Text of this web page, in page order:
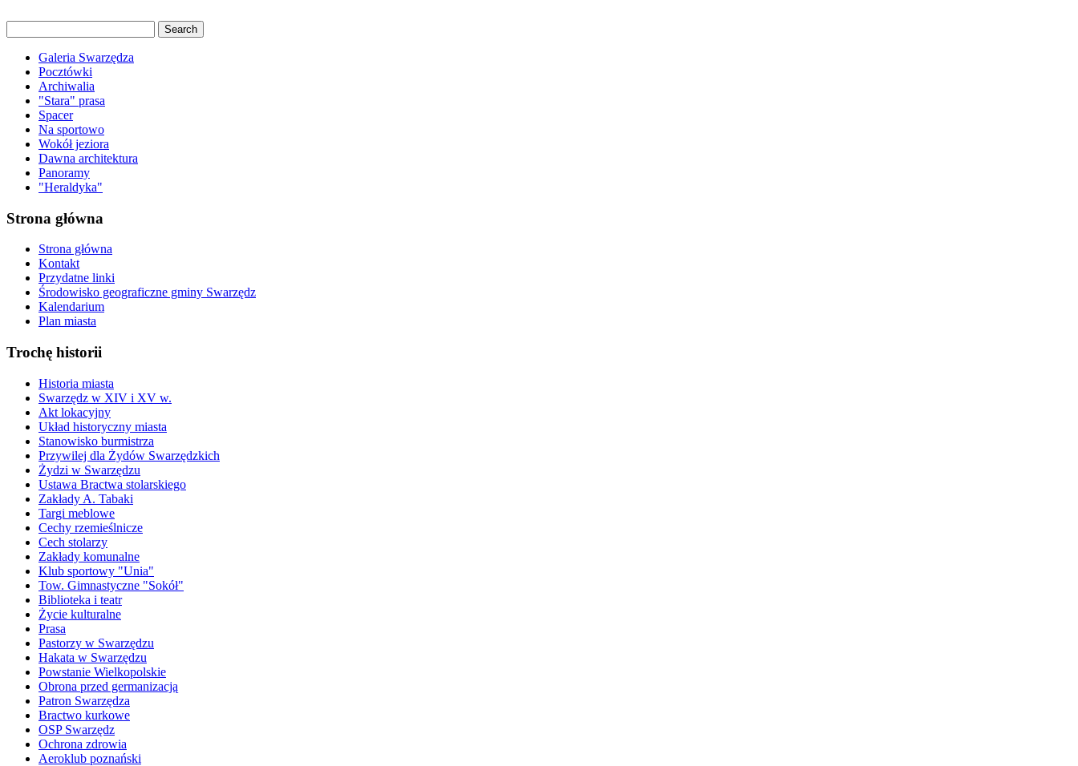
Galeria Swarzędza
Pocztówki
Archiwalia
"Stara" prasa
Spacer
Na sportowo
Wokół jeziora
Dawna architektura
Panoramy
"Heraldyka"
Strona główna
Strona główna
Kontakt
Przydatne linki
Środowisko geograficzne gminy Swarzędz
Kalendarium
Plan miasta
Trochę historii
Historia miasta
Swarzędz w XIV i XV w.
Akt lokacyjny
Układ historyczny miasta
Stanowisko burmistrza
Przywilej dla Żydów Swarzędzkich
Żydzi w Swarzędzu
Ustawa Bractwa stolarskiego
Zakłady A. Tabaki
Targi meblowe
Cechy rzemieślnicze
Cech stolarzy
Zakłady komunalne
Klub sportowy "Unia"
Tow. Gimnastyczne "Sokół"
Biblioteka i teatr
Życie kulturalne
Prasa
Pastorzy w Swarzędzu
Hakata w Swarzędzu
Powstanie Wielkopolskie
Obrona przed germanizacją
Patron Swarzędza
Bractwo kurkowe
OSP Swarzędz
Ochrona zdrowia
Aeroklub poznański